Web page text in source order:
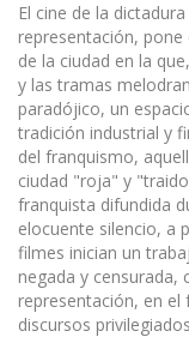
El cine de la
representación,
de la ciudad en la
y las tramas
paradójico, un
tradición industrial y
del franquismo,
ciudad "roja" y
franquista difundida
elocuente silencio, a
filmes inician un
negada y censurada,
representación, en el
discursos